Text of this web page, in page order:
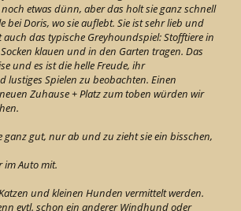
noch etwas dünn, aber das holt sie ganz schnell
bei Doris, wo sie auflebt. Sie ist sehr lieb und
das typische Greyhoundspiel: Stofftiere in
klauen und in den Garten tragen. Das
und es ist die helle Freude, ihr
lustiges Spielen zu beobachten. Einen
Zuhause + Platz zum toben würden wir
ganz gut, nur ab und zu zieht sie ein bisschen,
im Auto mit.
und kleinen Hunden vermittelt werden.
evtl. schon ein anderer Windhund oder